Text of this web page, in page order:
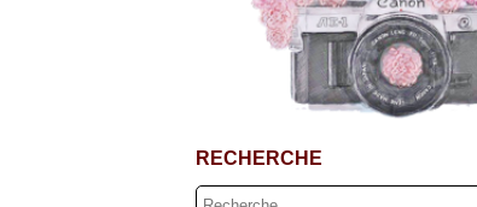
RECHERCHE